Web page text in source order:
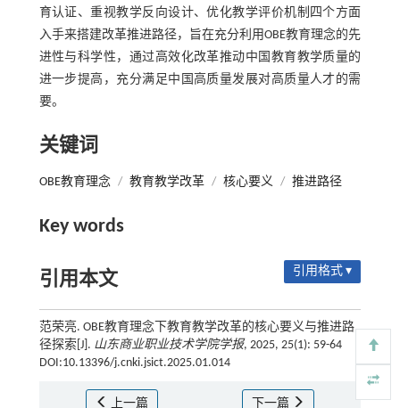
育认证、重视教学反向设计、优化教学评价机制四个方面
入手来搭建改革推进路径，旨在充分利用OBE教育理念的先
进性与科学性，通过高效化改革推动中国教育教学质量的
进一步提高，充分满足中国高质量发展对高质量人才的需
要。
关键词
OBE教育理念 / 教育教学改革 / 核心要义 / 推进路径
Key words
引用本文 引用格式 ▾
范荣亮. OBE教育理念下教育教学改革的核心要义与推进路
径探索[J]. 山东商业职业技术学院学报, 2025, 25(1): 59-64
DOI:10.13396/j.cnki.jsict.2025.01.014
上一篇 下一篇